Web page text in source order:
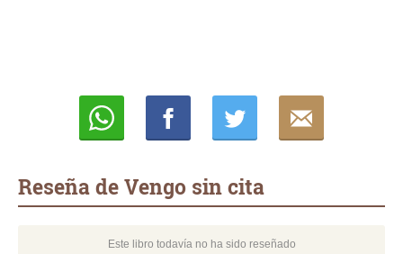
Reseña de Vengo sin cita
Este libro todavía no ha sido reseñado